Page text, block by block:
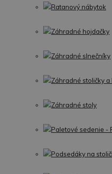
Ratanový nábytok
Záhradné hojdačky
Záhradné slnečníky
Záhradné stoličky a
Záhradné stoly
Paletové sedenie -
Podsedáky na